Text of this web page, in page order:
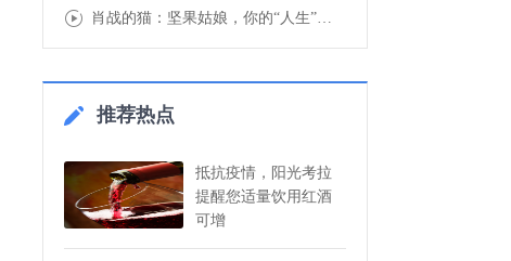
肖战的猫：坚果姑娘，你的“人生”已经到达了
推荐热点
抵抗疫情，阳光考拉
提醒您适量饮用红酒
可增